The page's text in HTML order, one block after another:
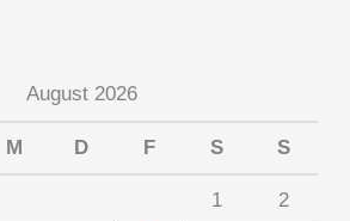
August 2026
M D F S S
1
2